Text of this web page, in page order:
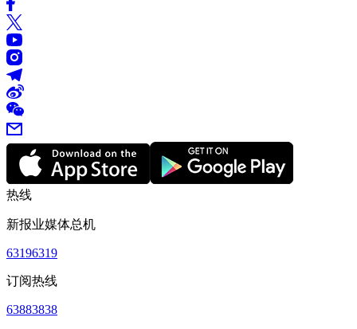
热线
新报业媒体总机
63196319
订阅热线
63883838